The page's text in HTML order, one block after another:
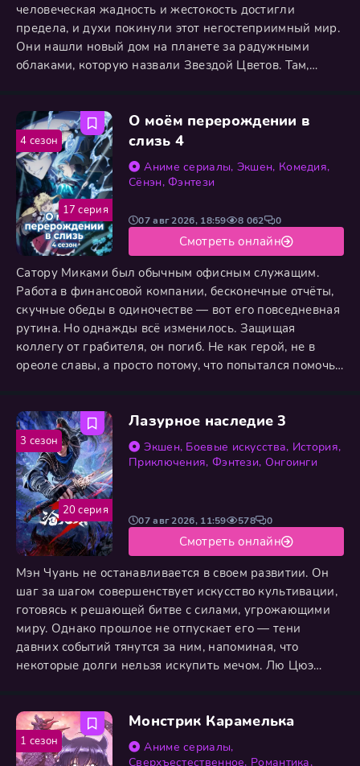
человеческая жадность и жестокость достигли
предела, и духи покинули этот негостеприимный мир.
Они нашли новый дом на планете за радужными
облаками, которую назвали Звездой Цветов. Там,
Пришло время отправить вестников на Землю. Ими
стали два ангела: Нуво в облике собаки и Кото в
образе кошки. Их миссия — найти
О моём перерождении в
слизь 4
Аниме сериалы, Экшен, Комедия,
Сёнэн,Фэнтези
Сатору Миками был обычным офисным служащим.
Работа в финансовой компании, бесконечные отчёты,
скучные обеды в одиночестве — вот его повседневная
рутина. Но однажды всё изменилось. Защищая
коллегу от грабителя, он погиб. Не как герой, не в
ореоле славы, а просто потому, что попытался помочь.
существ. Но его новое тело... Оно было далеко не
героическим. Он стал комком слизи. Средней
величины,
07 авг 2026, 18:59 8 062 0
Смотреть онлайн
17 серия
4 сезон
Лазурное наследие 3
Экшен, Боевые искусства, История,
Приключения, Фэнтези, Онгоинги
Мэн Чуань не останавливается в своем развитии. Он
шаг за шагом совершенствует искусство культивации,
готовясь к решающей битве с силами, угрожающими
миру. Однако прошлое не отпускает его — тени
давних событий тянутся за ним, напоминая, что
некоторые долги нельзя искупить мечом. Лю Цюэ
родословной, тайные связи с древними линиями,
которые, возможно, были намеренно стёрты из
истории. Его путь
07 авг 2026, 11:59 578 0
Смотреть онлайн
20 серия
3 сезон
Монстрик Карамелька
Аниме сериалы,
Сверхъестественное, Романтика,
1 сезон